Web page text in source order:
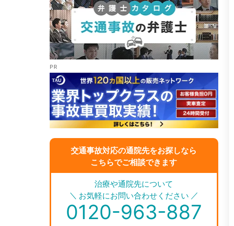
交通事故対応の通院先をお探しなら
こちらでご相談できます
＼ ／
治療や通院先について
お気軽にお問い合わせください
0120-963-887